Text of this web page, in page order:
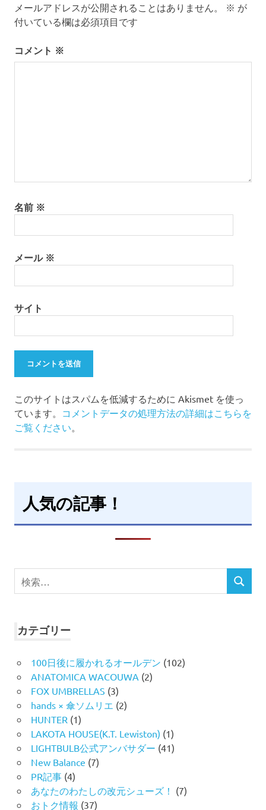
ゲ
シ
メールアドレスが公開されることはありません。 ※ が
付いている欄は必須項目です
コメント ※
名前 ※
メール ※
サイト
このサイトはスパムを低減するために Akismet を使っ
ています。 コメントデータの処理方法の詳細はこちらを
ご覧ください。
人気の記事！
検
索
検
カテゴリー
100日後に履かれるオールデン (102)
ANATOMICA WACOUWA (2)
FOX UMBRELLAS (3)
hands × 傘ソムリエ (2)
HUNTER (1)
LAKOTA HOUSE(K.T. Lewiston) (1)
LIGHTBULB公式アンバサダー (41)
New Balance (7)
PR記事(4)
あなたのわたしの改元シューズ！ (7)
おトク情報 (37)